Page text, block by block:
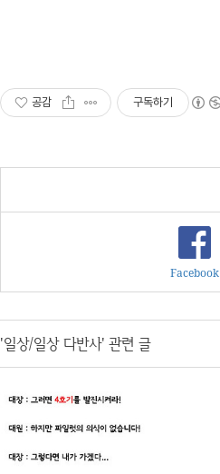
공감 구독하기
Facebook
'일상/일상 다반사' 관련 글